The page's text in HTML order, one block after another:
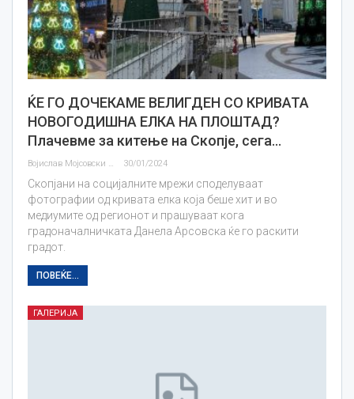
ЌЕ ГО ДОЧЕКАМЕ ВЕЛИГДЕН СО КРИВАТА
НОВОГОДИШНА ЕЛКА НА ПЛОШТАД?
Плачевме за китење на Скопје, сега…
Војислав Мојсовски 30/01/2024
Скопјани на социјалните мрежи споделуваат
фотографии од кривата елка која беше хит и во
медиумите од регионот и прашуваат кога
градоначалничката Данела Арсовска ќе го раскити
градот.
ПОВЕЌЕ...
ГАЛЕРИЈА